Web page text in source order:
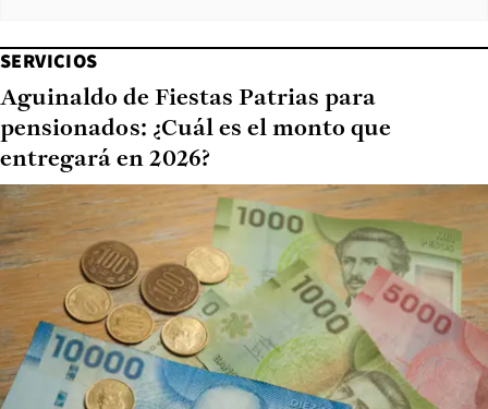
SERVICIOS
Aguinaldo de Fiestas Patrias para
pensionados: ¿Cuál es el monto que
entregará en 2026?